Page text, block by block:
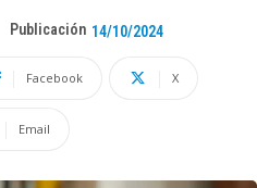
Publicación 14/10/2024
Facebook X
Email